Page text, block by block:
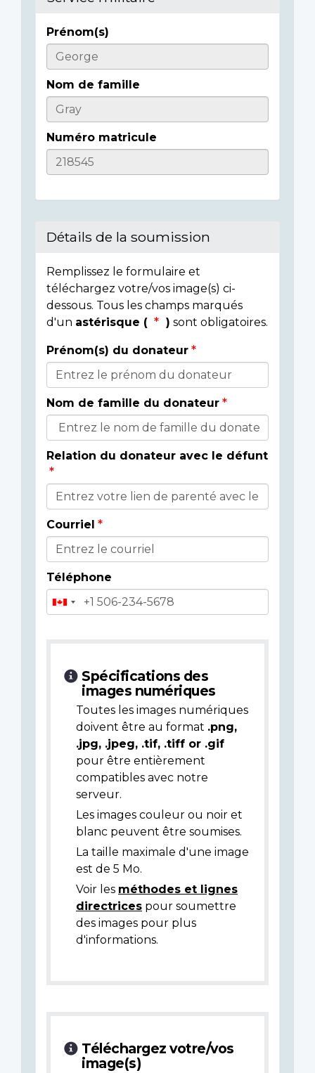
Informations
sur
l'individu
Prénom(s)
Nom de famille
Numéro matricule
Détails de la soumission
Remplissez le formulaire et
téléchargez votre/vos image(s) ci-
dessous. Tous les champs marqués
d'un astérisque ( ) sont obligatoires.
Détails
du
donateur
Prénom(s) du donateur
Nom de famille du donateur
Relation du donateur avec le défunt
Courriel
Téléphone
Spécifications des
images numériques
Toutes les images numériques
doivent être au format .png,
.jpg, .jpeg, .tif, .tiff or .gif
pour être entièrement
compatibles avec notre
serveur.
Les images couleur ou noir et
blanc peuvent être soumises.
La taille maximale d'une image
est de 5 Mo.
Voir les méthodes et lignes
directrices pour soumettre
des images pour plus
d'informations.
Téléchargez votre/vos
image(s)